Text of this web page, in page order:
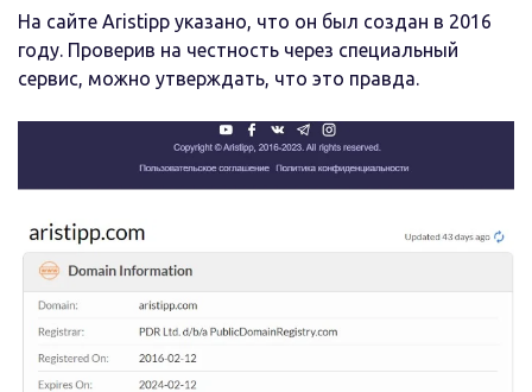
На сайте Aristipp указано, что он был создан в 2016
году. Проверив на честность через специальный
сервис, можно утверждать, что это правда.